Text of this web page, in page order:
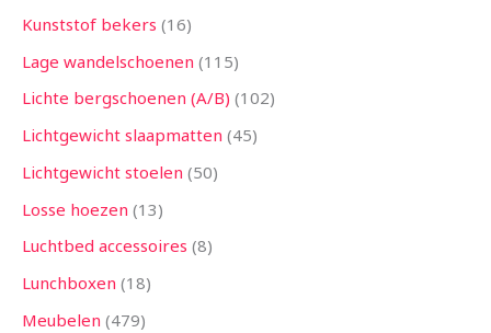
Kunststof bekers 16
Lage wandelschoenen 115
Lichte bergschoenen (A/B) 102
Lichtgewicht slaapmatten 45
Lichtgewicht stoelen 50
Losse hoezen 13
Luchtbed accessoires 8
Lunchboxen 18
Meubelen 479